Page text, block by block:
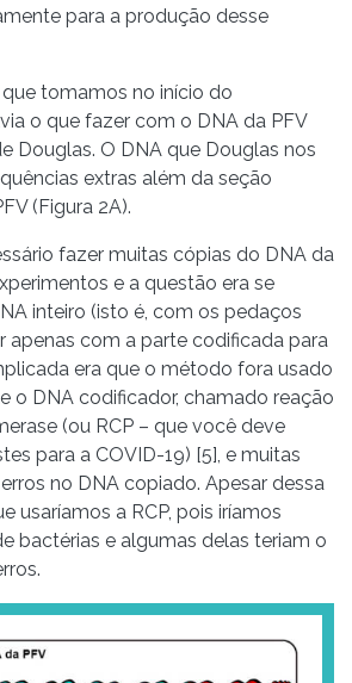
para a produção desse
tomamos no início do
o que fazer com o DNA da PFV
Douglas. O DNA que Douglas nos
extras além da seção
(Figura 2A).
fazer muitas cópias do DNA da
e a questão era se
inteiro (isto é, com os pedaços
apenas com a parte codificada para
era que o método fora usado
o DNA codificador, chamado reação
(ou RCP – que você deve
para a COVID-19) [5], e muitas
no DNA copiado. Apesar dessa
usaríamos a RCP, pois iríamos
bactérias e algumas delas teriam o